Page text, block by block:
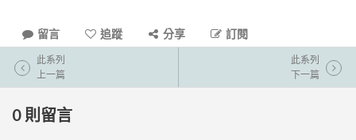
留言 追蹤 分享 訂閱
此系列
上一篇
此系列
下一篇
0 則留言